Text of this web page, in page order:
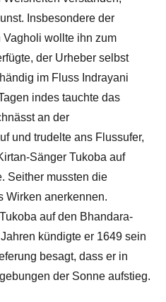
Insbesondere der
Vagholi wollte ihn zum
der Urheber selbst
im Fluss Indrayani
indes tauchte das
an der
und trudelte ans Flussufer,
Sänger Tukoba auf
Seither mussten die
Wirken anerkennen.
auf den Bhandara-
kündigte er 1649 sein
besagt, dass er in
der Sonne aufstieg.